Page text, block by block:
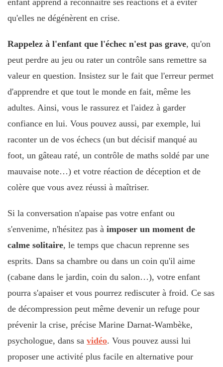
enfant apprend à reconnaître ses réactions et à éviter
qu'elles ne dégénèrent en crise.
Rappelez à l'enfant que l'échec n'est pas grave, qu'on
peut perdre au jeu ou rater un contrôle sans remettre sa
valeur en question. Insistez sur le fait que l'erreur permet
d'apprendre et que tout le monde en fait, même les
adultes. Ainsi, vous le rassurez et l'aidez à garder
confiance en lui. Vous pouvez aussi, par exemple, lui
raconter un de vos échecs (un but décisif manqué au
foot, un gâteau raté, un contrôle de maths soldé par une
mauvaise note…) et votre réaction de déception et de
colère que vous avez réussi à maîtriser.
Si la conversation n'apaise pas votre enfant ou
s'envenime, n'hésitez pas à imposer un moment de
calme solitaire, le temps que chacun reprenne ses
esprits. Dans sa chambre ou dans un coin qu'il aime
(cabane dans le jardin, coin du salon…), votre enfant
pourra s'apaiser et vous pourrez rediscuter à froid. Ce sas
de décompression peut même devenir un refuge pour
prévenir la crise, précise Marine Darnat-Wambèke,
psychologue, dans sa vidéo. Vous pouvez aussi lui
proposer une activité plus facile en alternative pour